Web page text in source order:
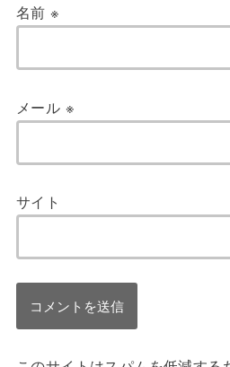
名前※
メール ※
サイト